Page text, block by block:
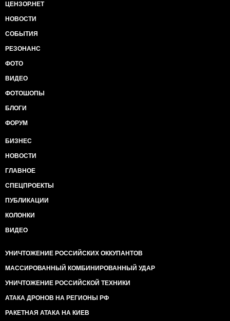
ЦЕНЗОР.НЕТ
НОВОСТИ
СОБЫТИЯ
РЕЗОНАНС
ФОТО
ВИДЕО
ФОТОШОПЫ
БЛОГИ
ФОРУМ
БИЗНЕС
НОВОСТИ
ГЛАВНОЕ
СПЕЦПРОЕКТЫ
ПУБЛИКАЦИИ
КОЛОНКИ
ВИДЕО
УНИЧТОЖЕНИЕ РОССИЙСКИХ ОККУПАНТОВ
МАССИРОВАННЫЙ КОМБИНИРОВАННЫЙ УДАР
УНИЧТОЖЕНИЕ РОССИЙСКОЙ ТЕХНИКИ
АТАКА ДРОНОВ НА РЕГИОНЫ РФ
РАКЕТНАЯ АТАКА НА КИЕВ